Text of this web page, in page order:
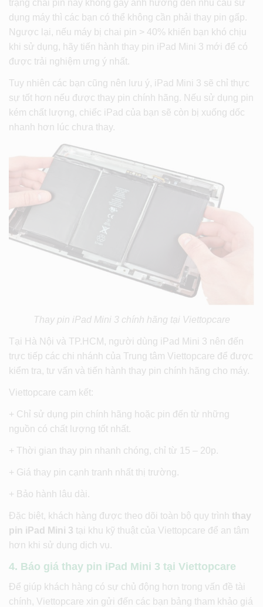
trạng chai pin này không gây ảnh hưởng đến nhu cầu sử
dụng máy thì các bạn có thể không cần phải thay pin gấp.
Ngược lại, nếu máy bị chai pin > 40% khiến bạn khó chịu
khi sử dụng, hãy tiến hành thay pin iPad Mini 3 mới để có
được trải nghiệm ưng ý nhất.
Tuy nhiên các bạn cũng nên lưu ý, iPad Mini 3 sẽ chỉ thực
sự tốt hơn nếu được thay pin chính hãng. Nếu sử dụng pin
kém chất lượng, chiếc iPad của bạn sẽ còn bị xuống dốc
nhanh hơn lúc chưa thay.
Thay pin iPad Mini 3 chính hãng tại Viettopcare
Tại Hà Nội và TP.HCM, người dùng iPad Mini 3 nên đến
trực tiếp các chi nhánh của Trung tâm Viettopcare để được
kiểm tra, tư vấn và tiến hành thay pin chính hãng cho máy.
Viettopcare cam kết:
+ Chỉ sử dụng pin chính hãng hoặc pin đến từ những
nguồn có chất lượng tốt nhất.
+ Thời gian thay pin nhanh chóng, chỉ từ 15 – 20p.
+ Giá thay pin cạnh tranh nhất thị trường.
+ Bảo hành lâu dài.
Đặc biệt, khách hàng được theo dõi toàn bộ quy trình thay
pin iPad Mini 3 tại khu kỹ thuật của Viettopcare để an tâm
hơn khi sử dụng dịch vụ.
4. Báo giá thay pin iPad Mini 3 tại Viettopcare
Để giúp khách hàng có sự chủ động hơn trong vấn đề tài
chính, Viettopcare xin gửi đến các bạn bảng tham khảo giá